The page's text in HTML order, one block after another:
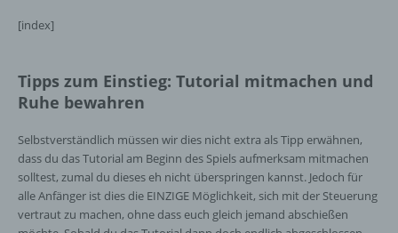
[index]
Tipps zum Einstieg: Tutorial mitmachen und
Ruhe bewahren
Selbstverständlich müssen wir dies nicht extra als Tipp erwähnen,
dass du das Tutorial am Beginn des Spiels aufmerksam mitmachen
solltest, zumal du dieses eh nicht überspringen kannst. Jedoch für
alle Anfänger ist dies die EINZIGE Möglichkeit, sich mit der Steuerung
vertraut zu machen, ohne dass euch gleich jemand abschießen